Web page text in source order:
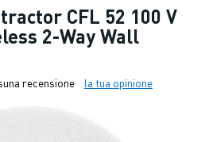
CFL 52 100 V
2-Way Wall
recensione la tua opinione